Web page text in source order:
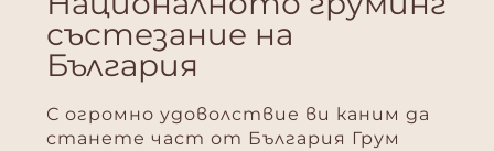
състезание на
България
С огромно удоволствие ви каним да
станете част от България Грум